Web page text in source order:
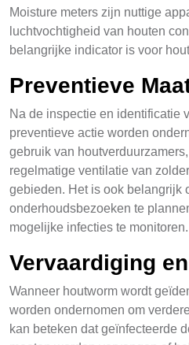
Moisture meters zijn nuttige
luchtvochtigheid van houten
belangrijke indicator is voor
Preventieve
Na de inspectie en identificatie
preventieve actie worden
gebruik van
regelmatige ventilatie van
gebieden. Het is ook belangrijk
onderhoudsbezoeken te
mogelijke infecties te monitoren.
Vervaardiging
Wanneer houtworm wordt
worden ondernomen om
kan beteken dat geïnfecteerde